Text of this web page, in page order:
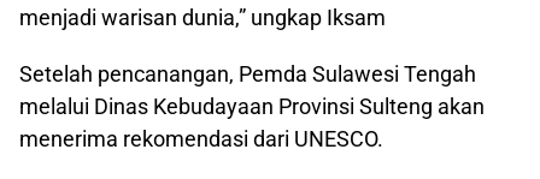
menjadi warisan dunia,” ungkap Iksam
Setelah pencanangan, Pemda Sulawesi Tengah
melalui Dinas Kebudayaan Provinsi Sulteng akan
menerima rekomendasi dari UNESCO.